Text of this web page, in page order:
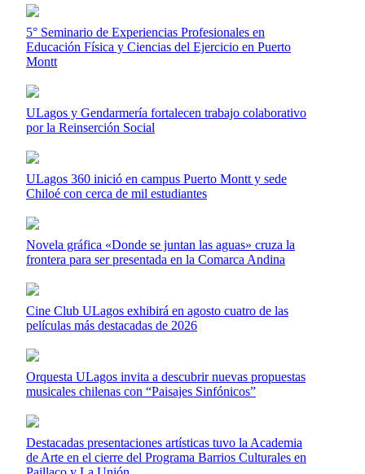
5° Seminario de Experiencias Profesionales en
Educación Física y Ciencias del Ejercicio en Puerto
Montt
ULagos y Gendarmería fortalecen trabajo colaborativo
por la Reinserción Social
ULagos 360 inició en campus Puerto Montt y sede
Chiloé con cerca de mil estudiantes
Novela gráfica «Donde se juntan las aguas» cruza la
frontera para ser presentada en la Comarca Andina
Cine Club ULagos exhibirá en agosto cuatro de las
películas más destacadas de 2026
Orquesta ULagos invita a descubrir nuevas propuestas
musicales chilenas con “Paisajes Sinfónicos”
Destacadas presentaciones artísticas tuvo la Academia
de Arte en el cierre del Programa Barrios Culturales en